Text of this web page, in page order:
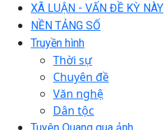
XÃ LUẬN - VẤN ĐỀ KỲ NÀY
NỀN TẢNG SỐ
Truyền hình
Thời sự
Chuyên đề
Văn nghệ
Dân tộc